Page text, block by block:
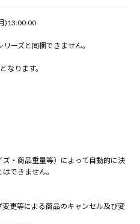
)13:00:00
ーズと同梱できません。
なります。
・商品重量等）によって自動的に決
できません。
更等による商品のキャンセル及び変